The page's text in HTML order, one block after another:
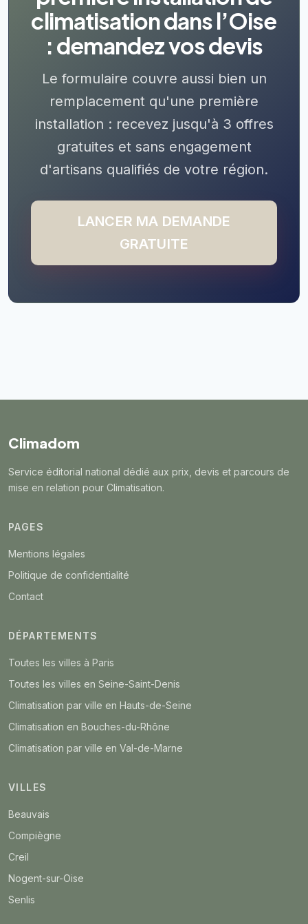
climatisation dans l’Oise
: demandez vos devis
Le formulaire couvre aussi bien un
remplacement qu'une première
installation : recevez jusqu'à 3 offres
gratuites et sans engagement
d'artisans qualifiés de votre région.
LANCER MA DEMANDE
GRATUITE
Climadom
Service éditorial national dédié aux prix, devis et parcours de
mise en relation pour Climatisation.
PAGES
Mentions légales
Politique de confidentialité
Contact
DÉPARTEMENTS
Toutes les villes à Paris
Toutes les villes en Seine-Saint-Denis
Climatisation par ville en Hauts-de-Seine
Climatisation en Bouches-du-Rhône
Climatisation par ville en Val-de-Marne
VILLES
Beauvais
Compiègne
Creil
Nogent-sur-Oise
Senlis